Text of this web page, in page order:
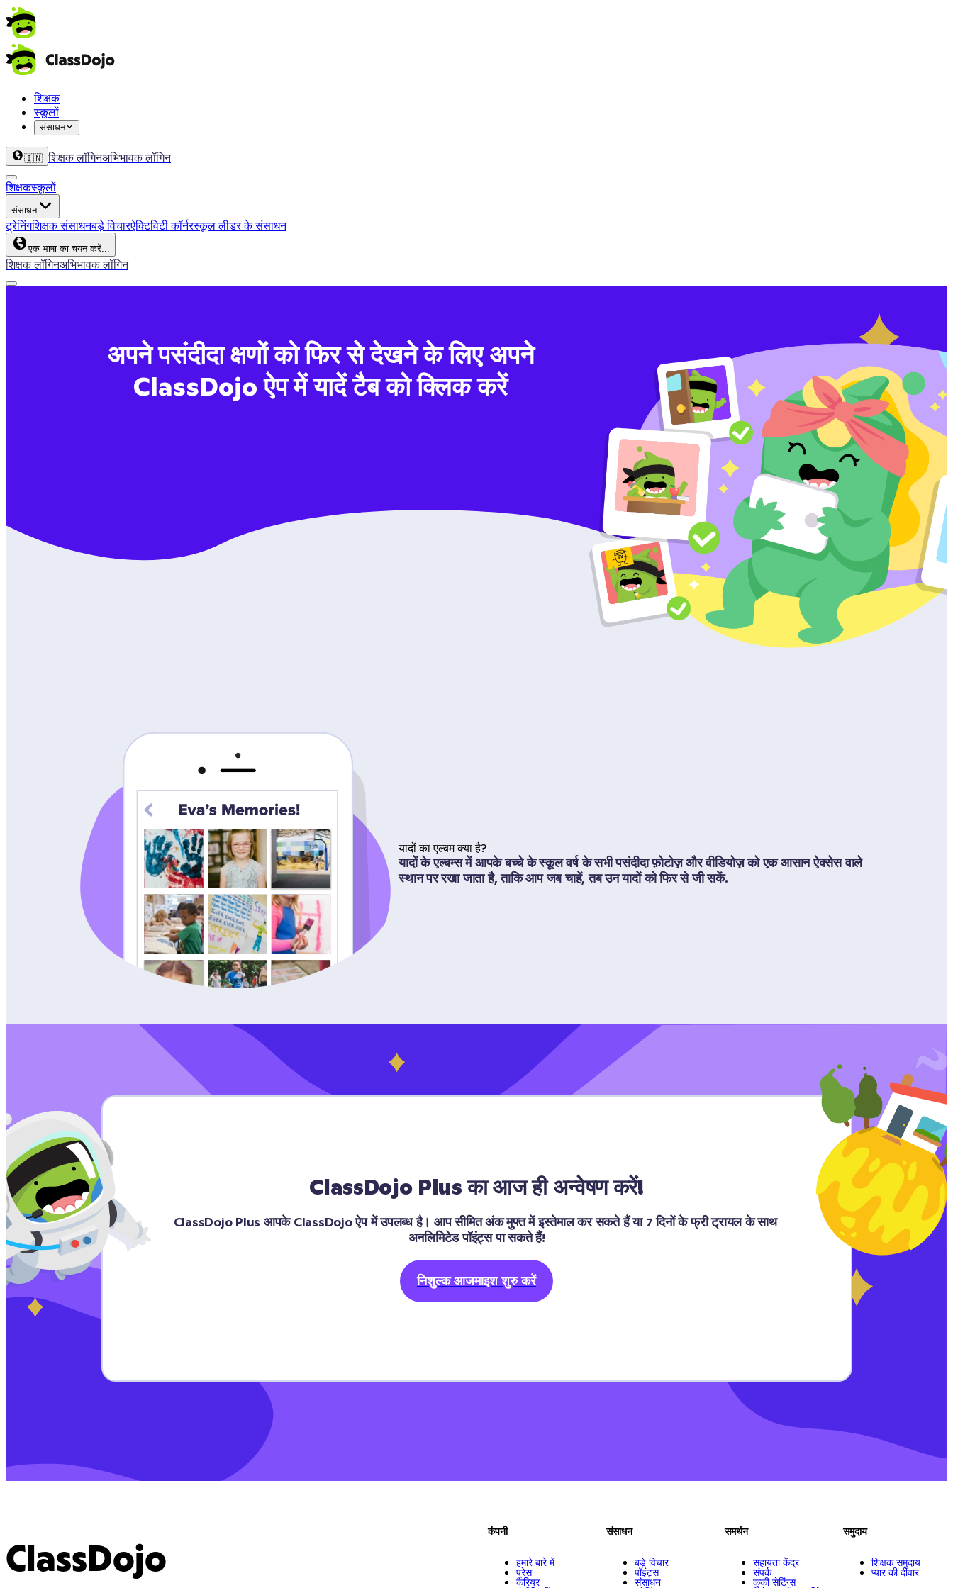
शिक्षक
स्कूलों
संसाधन
🇮🇳 शिक्षक लॉगिनअभिभावक लॉगिन
शिक्षकस्कूलों
संसाधन
ट्रेनिंगशिक्षक संसाधनबड़े विचारऐक्टिविटी कॉर्नरस्कूल लीडर के संसाधन
एक भाषा का चयन करें...
शिक्षक लॉगिनअभिभावक लॉगिन
अपने पसंदीदा क्षणों को फिर से देखने के लिए अपने
ClassDojo ऐप में यादें टैब को क्लिक करें
यादों का एल्बम क्या है?
यादों के एल्बम्स में आपके बच्चे के स्कूल वर्ष के सभी पसंदीदा फ़ोटोज़ और वीडियोज़ को एक आसान ऐक्सेस वाले
स्थान पर रखा जाता है, ताकि आप जब चाहें, तब उन यादों को फिर से जी सकें.
ClassDojo Plus का आज ही अन्वेषण करें!
ClassDojo Plus आपके ClassDojo ऐप में उपलब्ध है। आप सीमित अंक मुफ्त में इस्तेमाल कर सकते हैं या 7 दिनों के फ्री ट्रायल के साथ
अनलिमिटेड पॉइंट्स पा सकते हैं!
निशुल्क आजमाइश शुरु करें
ClassDojo
कंपनी
हमारे बारे में
प्रेस
कैरियर
संसाधन
बड़े विचार
पॉइंट्स
संसाधन
समर्थन
सहायता केंद्र
संपर्क
कुकी सेटिंग्स
समुदाय
शिक्षक समुदाय
प्यार की दीवार